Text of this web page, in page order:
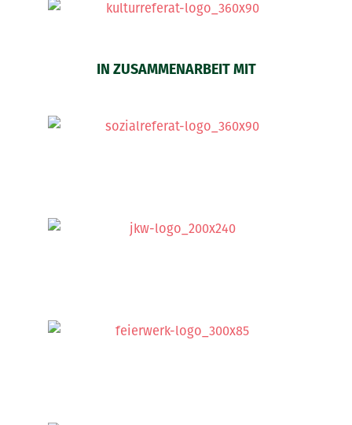
IN ZUSAMMENARBEIT MIT